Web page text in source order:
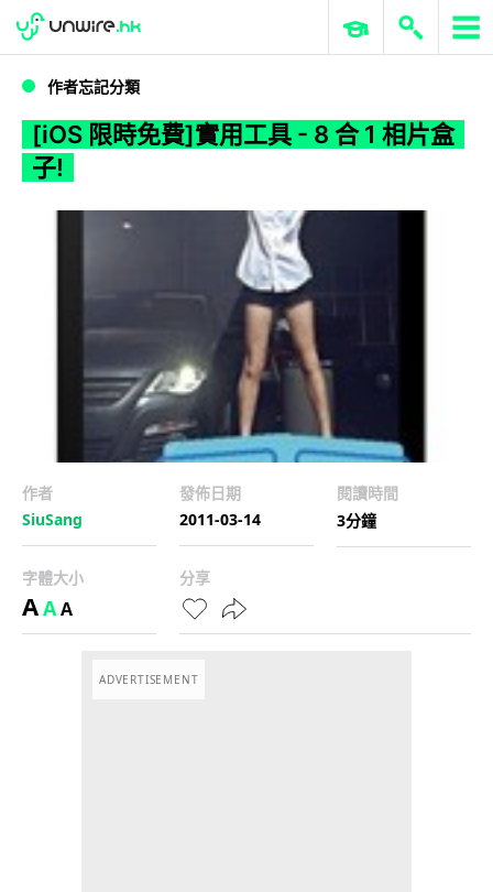
[iOS 限時免費]實用工具 - 8 合 1 相片盒子!
WWDC 2026 ERP 與商業 AI
作者忘記分類
[iOS 限時免費]實用工具 - 8 合 1 相片盒
子!
作者
SiuSang
發佈日期
2011-03-14
閱讀時間
3分鐘
字體大小
AAA
分享
ADVERTISEMENT